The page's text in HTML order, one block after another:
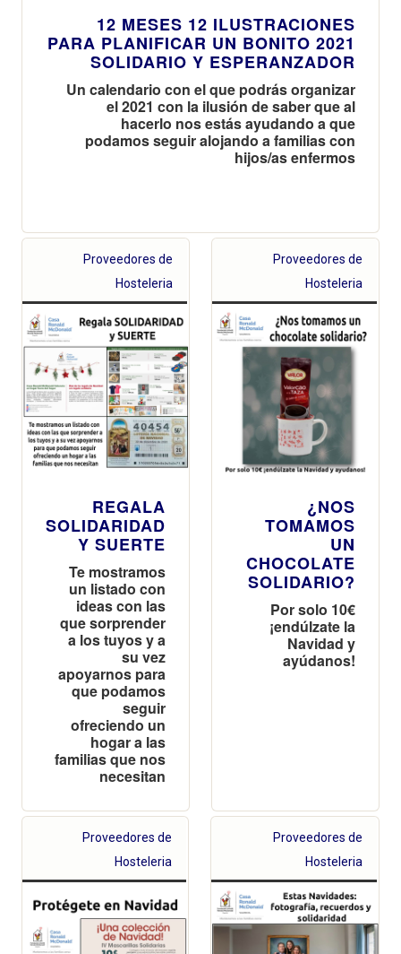
12 MESES 12 ILUSTRACIONES
PARA PLANIFICAR UN BONITO 2021
SOLIDARIO Y ESPERANZADOR
Un calendario con el que podrás organizar
el 2021 con la ilusión de saber que al
hacerlo nos estás ayudando a que
podamos seguir alojando a familias con
hijos/as enfermos
Proveedores de
Hosteleria
REGALA
SOLIDARIDAD
Y SUERTE
Te mostramos
un listado con
ideas con las
que sorprender
a los tuyos y a
su vez
apoyarnos para
que podamos
seguir
ofreciendo un
hogar a las
familias que nos
necesitan
Proveedores de
Hosteleria
¿NOS
TOMAMOS
UN
CHOCOLATE
SOLIDARIO?
Por solo 10€
¡endúlzate la
Navidad y
ayúdanos!
Proveedores de
Hosteleria
Proveedores de
Hosteleria